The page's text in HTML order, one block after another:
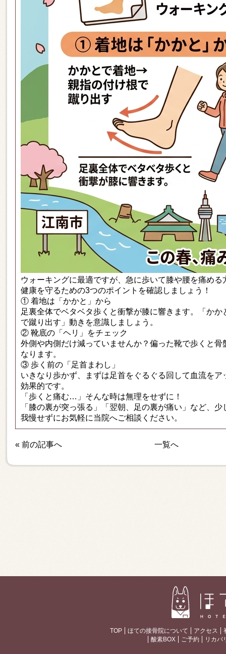
ウォーキングに最適ですが、急に歩いて膝や腰を痛める
健康を守るための3つのポイントを確認しましょう！
① 着地は「かかと」から
足裏全体でベタベタ歩くと衝撃が膝に響きます。「か
で蹴り出す」動きを意識しましょう。
② 靴底の「ヘリ」をチェック
外側や内側だけ減っていませんか？偏った靴で歩くと骨
なります。
③ 歩く前の「足首まわし」
いきなり歩かず、まずは足首をぐるぐる回して血流を
効果的です。
「歩くと痛む…」そんな時は無理をせずに！
「膝の裏が突っ張る」「翌朝、足の裏が痛い」など、
我慢せずにお気軽に当院へご相談ください。
« 前の記事へ 一覧へ
TOP ほての接骨院について アクセス
酸素BOX
ご予約 リカバ